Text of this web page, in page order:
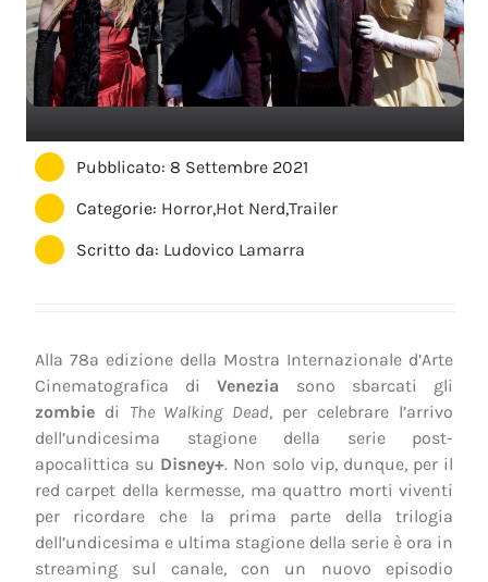
Pubblicato: 8 Settembre 2021
Categorie: Horror,Hot Nerd,Trailer
Scritto da: Ludovico Lamarra
Alla 78ª edizione della Mostra Internazionale d’Arte
Cinematografica diVenezia sono sbarcati gli
zombie di The Walking Dead, per celebrare l’arrivo
dell’undicesima stagione della serie post-
apocalittica su Disney+. Non solo vip, dunque, per il
red carpet della kermesse, ma quattro morti viventi
per ricordare che la prima parte della trilogia
dell’undicesima e ultima stagione della serie è ora in
streaming sul canale, con un nuovo episodio